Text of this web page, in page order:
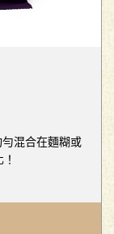
混合在麵糊或